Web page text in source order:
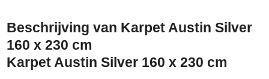
Beschrijving van Karpet Austin Silver
160 x 230 cm
Karpet Austin Silver 160 x 230 cm